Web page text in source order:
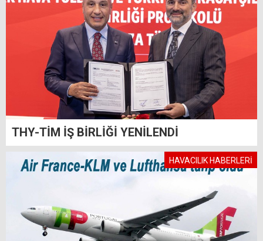
THY-TİM İŞ BİRLİĞİ YENİLENDİ
HAVACILIK HABERLERİ